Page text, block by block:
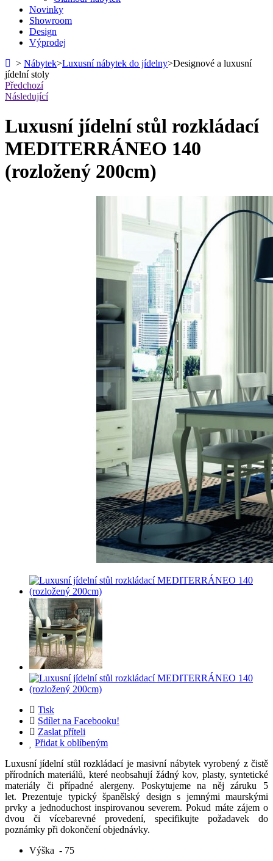
Novinky
Showroom
Design
Výprodej
> Nábytek>Luxusní nábytek do jídelny>Designové a luxusní
jídelní stoly
Předchozí
Následující
Luxusní jídelní stůl rozkládací
MEDITERRÁNEO 140
(rozložený 200cm)
Tisk
Sdílet na Facebooku!
Zaslat příteli
Přidat k oblíbeným
Luxusní jídelní stůl rozkládací je masivní nábytek vyrobený z čistě
přírodních materiálů, které neobsahují žádný kov, plasty, syntetické
materiály či případné alergeny. Poskytujeme na něj záruku 5
let. Prezentuje typický španělský design s jemnými maurskými
prvky a jednoduchost inspirovanou severem. Pokud máte zájem o
dvou či vícebarevné provedení, specifikujte požadavek do
poznámky při dokončení objednávky.
Výška - 75